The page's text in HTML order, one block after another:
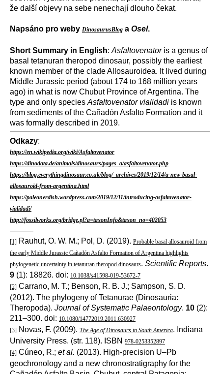
že další objevy na sebe nenechají dlouho čekat.
Napsáno pro weby DinosaurusBlog a Osel.
Short Summary in English: Asfaltovenatoris a genus of
basal tetanuran theropod dinosaur, possibly the earliest
known member of the clade Allosauroidea. It lived during
Middle Jurassic period (about 174 to 168 million years
ago) in what is now Chubut Province of Argentina. The
type and only species Asfaltovenator vialidadi is known
from sediments of the Cañadón Asfalto Formation and it
was formally described in 2019.
Odkazy:
https://en.wikipedia.org/wiki/Asfaltovenator
https://dinodata.de/animals/dinosaurs/pages_a/asfaltovenator.php
https://blog.everythingdinosaur.co.uk/blog/_archives/2019/12/14/a-new-basal-
allosauroid-from-argentina.html
https://paleonerdish.wordpress.com/2019/12/11/introducing-asfaltovenator-
vialidadi/
http://fossilworks.org/bridge.pl?a=taxonInfo&taxon_no=402053
———
[1] Rauhut, O. W. M.; Pol, D. (2019). Probable basal allosauroid from
the early Middle Jurassic Cañadón Asfalto Formation of Argentina highlights
phylogenetic uncertainty in tetanuran theropod dinosaurs. Scientific Reports.
9 (1): 18826. doi: 10.1038/s41598-019-53672-7
[2] Carrano, M. T.; Benson, R. B. J.; Sampson, S. D.
(2012). The phylogeny of Tetanurae (Dinosauria:
Theropoda). Journal of Systematic Palaeontology. 10 (2):
211–300. doi: 10.1080/14772019.2011.630927
[3] Novas, F. (2009). The Age of Dinosaurs in South America. Indiana
University Press. (str. 118). ISBN 978-0253352897
[4] Cúneo, R.; et al. (2013). High-precision U–Pb
geochronology and a new chronostratigraphy for the